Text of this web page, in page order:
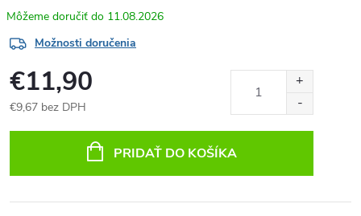
11.08.2026
Možnosti doručenia
€11,90
€9,67 bez DPH
PRIDAŤ DO KOŠÍKA